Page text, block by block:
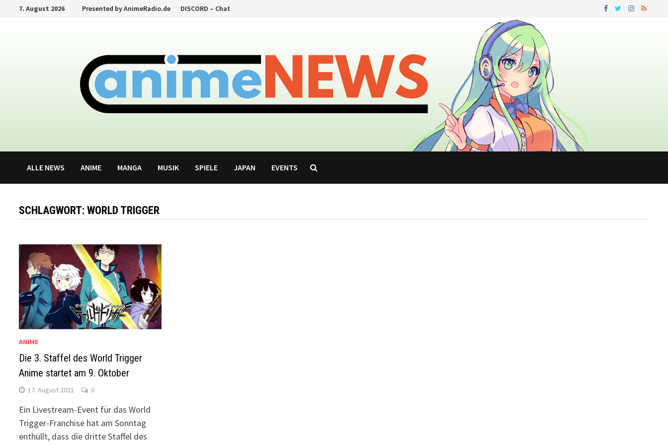
7. August 2026 Presented by AnimeRadio.de DISCORD – Chat
ALLE NEWS ANIME MANGA MUSIK SPIELE JAPAN EVENTS
SCHLAGWORT:WORLD TRIGGER
ANIME
Die 3. Staffel des World Trigger
Anime startet am 9. Oktober
17. August 2021 0
Ein Livestream-Event für das World
Trigger-Franchise hat am Sonntag
enthüllt, dass die dritte Staffel des